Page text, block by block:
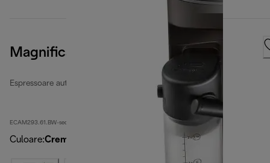
Magnifica Evo
Espressoare automate recondiționate
ECAM293.61.BW-second
Culoare:Crem